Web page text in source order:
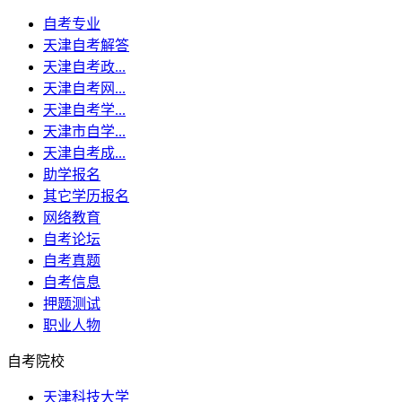
自考专业
天津自考解答
天津自考政...
天津自考网...
天津自考学...
天津市自学...
天津自考成...
助学报名
其它学历报名
网络教育
自考论坛
自考真题
自考信息
押题测试
职业人物
自考院校
天津科技大学